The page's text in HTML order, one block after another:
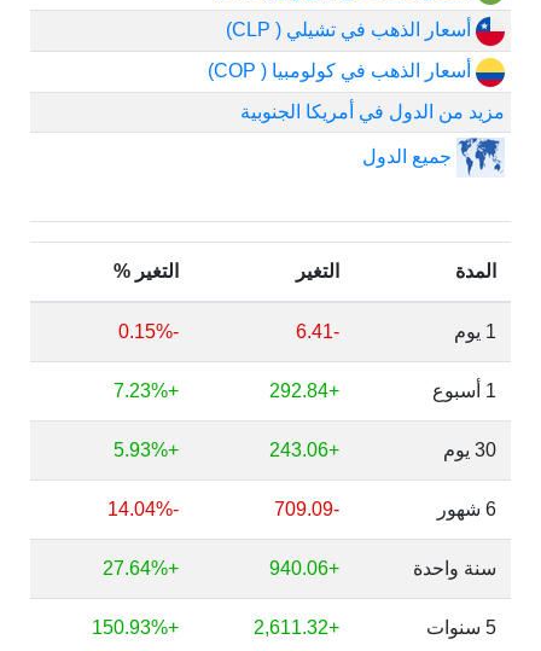
أسعار الذهب في تشيلي ( CLP)
أسعار الذهب في كولومبيا ( COP)
مزيد من الدول في أمريكا الجنوبية
جميع الدول
المدة التغير التغير %
1 يوم -6.41
-0.15%
1 أسبوع +292.84
+7.23%
30 يوم +243.06
+5.93%
6 شهور -709.09
-14.04%
سنة واحدة +940.06
+27.64%
5 سنوات +2,611.32
+150.93%